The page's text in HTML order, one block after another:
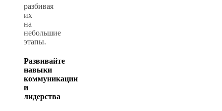
разбивая
их
на
небольшие
этапы.
Развивайте
навыки
коммуникации
и
лидерства